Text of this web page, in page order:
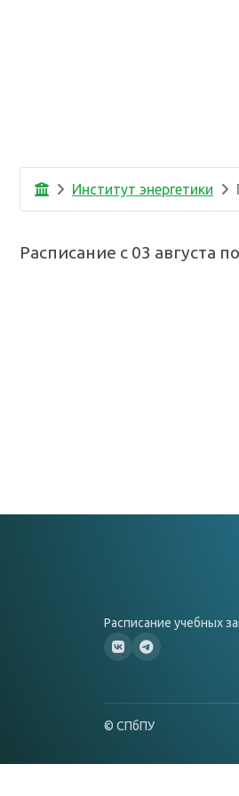
Институт энергетики
Расписание с 03 августа по
Расписание учебных
© СПбПУ